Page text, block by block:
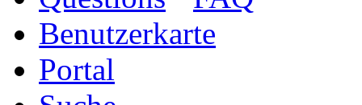
Benutzerkarte
Portal